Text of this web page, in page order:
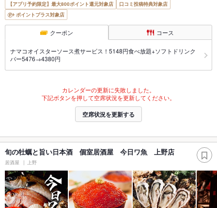
【アプリ予約限定】最大800ポイント還元対象店
口コミ投稿特典対象店
ポイントプラス対象店
クーポン コース
ナマコオイスターソース煮サービス！5148円食べ放題+ソフトドリンク
バー5476→4380円
カレンダーの更新に失敗しました。
下記ボタンを押して空席状況を更新してください。
空席状況を更新する
旬の牡蠣と旨い日本酒 個室居酒屋 今日ワ魚 上野店
居酒屋 上野